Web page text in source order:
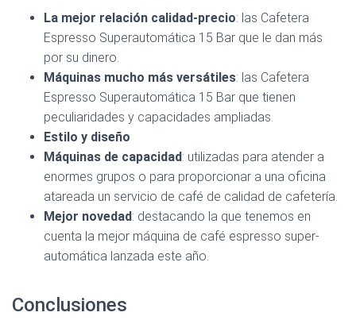
Ver en Amazon >
Ver en Amazon >
La mejor relación calidad-precio: las Cafetera
Espresso Superautomática 15 Bar que le dan más
por su dinero.
Máquinas mucho más versátiles: las Cafetera
Espresso Superautomática 15 Bar que tienen
peculiaridades y capacidades ampliadas.
Estilo y diseño
Máquinas de capacidad: utilizadas para atender a
enormes grupos o para proporcionar a una oficina
atareada un servicio de café de calidad de cafetería.
Mejor novedad: destacando la que tenemos en
cuenta la mejor máquina de café espresso super-
automática lanzada este año.
Conclusiones